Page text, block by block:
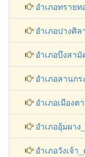
อำเภอทราย
อำเภอปางศิล
อำเภอบึงสามั
อำเภอลานกร
อำเภอเมืองต
อำเภออุ้มผาง
อำเภอวังเจ้า